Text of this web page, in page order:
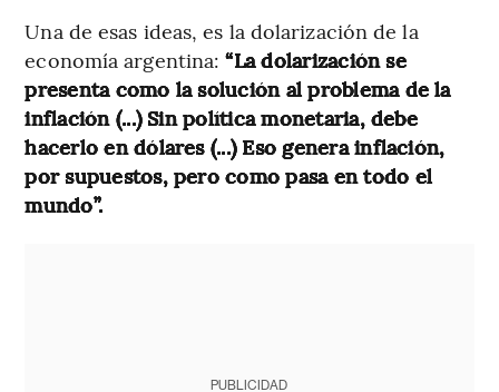
Una de esas ideas, es la dolarización de la
economía argentina:“La dolarización se
presenta como la solución al problema de la
inflación (...) Sin política monetaria, debe
hacerlo en dólares (...) Eso genera inflación,
por supuestos, pero como pasa en todo el
mundo”.
PUBLICIDAD